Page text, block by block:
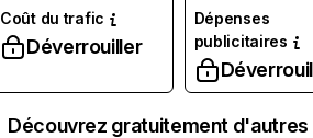
Coût du trafic
Déverrouiller
Dépenses
publicitaires
Découvrez gratuitement d'autres